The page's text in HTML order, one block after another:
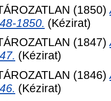
(1850)
1850. (Kézirat)
(1847)
(Kézirat)
(1846)
(Kézirat)